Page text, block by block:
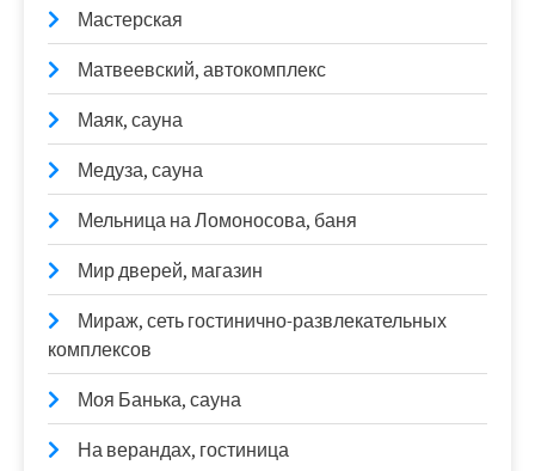
Мастерская
Матвеевский, автокомплекс
Маяк, сауна
Медуза, сауна
Мельница на Ломоносова, баня
Мир дверей, магазин
Мираж, сеть гостинично-развлекательных
комплексов
Моя Банька, сауна
На верандах, гостиница